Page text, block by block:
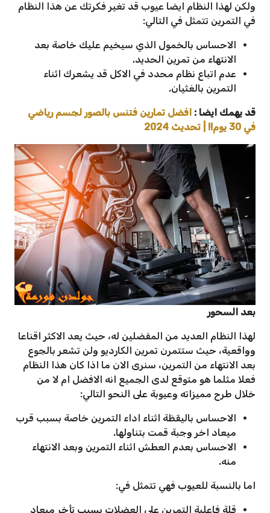
ولكن لهذا النظام ايضا عيوب قد تغير فكرتك عن هذا النظام
في التمرين تتمثل في التالي:
الاحساس بالخمول الذي سيخيم عليك خاصة بعد
الانتهاء من تمرين الحديد.
عدم اتباع نظام محدد في الاكل قد يشعرك اثناء
التمرين بالغثيان.
قد يهمك ايضا : افضل تمارين فتنس بالصور لجسم رياضي
في 30 يوم!! | تحديث 2024
بعد السحور
لهذا النظام العديد من المفضلين له، حيث يعد الاكثر اقناعا
وواقعية، حيث ستتمرن تمرين الكارديو ولن تشعر بالجوع
بعد الانتهاء من التمرين، سنرى الان ما اذا كان هذا النظام
فعلا مثلما هو متوقع لدى الجميع انه الافضل ام لا من
خلال طرح مميزاته وعيوبة على النحو التالي:
الاحساس باليقظة اثناء اداء التمرين خاصة بسبب قرب
ميعاد اخر وجبة قمت بتناولها.
الاحساس بعدم العطش اثناء التمرين وبعد الانتهاء
منه.
اما بالنسبة للعيوب فهي تتمثل في:
قلة فاعلية التمرين على العضلات بسبب تأخر ميعاد